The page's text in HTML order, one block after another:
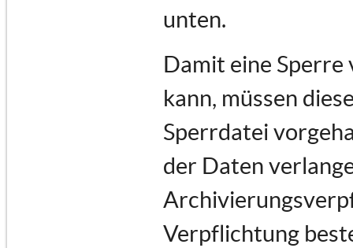
unten.
Damit eine
kann, müssen
Sperrdatei
der Daten
Verpflichtung